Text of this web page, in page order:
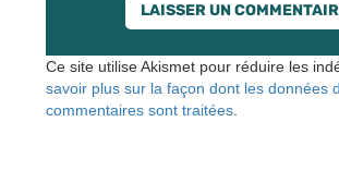
Ce site utilise Akismet pour réduire les
savoir plus sur la façon dont les données
commentaires sont traitées